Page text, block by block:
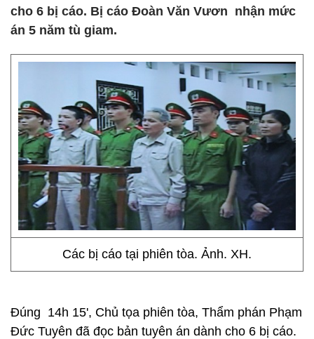
cho 6 bị cáo. Bị cáo Đoàn Văn Vươn nhận mức
án 5 năm tù giam.
Các bị cáo tại phiên tòa. Ảnh. XH.
Đúng 14h 15', Chủ tọa phiên tòa, Thẩm phán Phạm
Đức Tuyên đã đọc bản tuyên án dành cho 6 bị cáo.